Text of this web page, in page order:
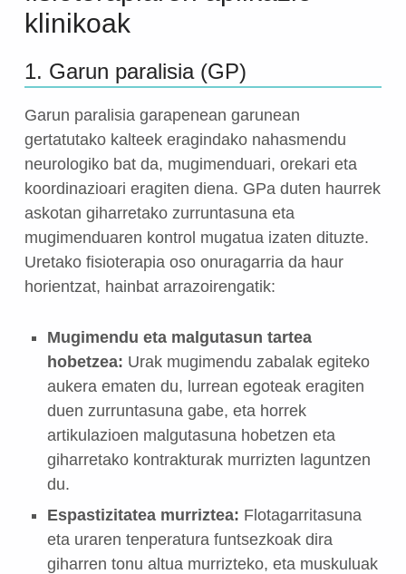
klinikoak
1. Garun paralisia (GP)
Garun paralisia garapenean garunean
gertatutako kalteek eragindako nahasmendu
neurologiko bat da, mugimenduari, orekari eta
koordinazioari eragiten diena. GPa duten haurrek
askotan giharretako zurruntasuna eta
mugimenduaren kontrol mugatua izaten dituzte.
Uretako fisioterapia oso onuragarria da haur
horientzat, hainbat arrazoirengatik:
Mugimendu eta malgutasun tartea
hobetzea: Urak mugimendu zabalak egiteko
aukera ematen du, lurrean egoteak eragiten
duen zurruntasuna gabe, eta horrek
artikulazioen malgutasuna hobetzen eta
giharretako kontrakturak murrizten laguntzen
du.
Espastizitatea murriztea: Flotagarritasuna
eta uraren tenperatura funtsezkoak dira
giharren tonu altua murrizteko, eta muskuluak